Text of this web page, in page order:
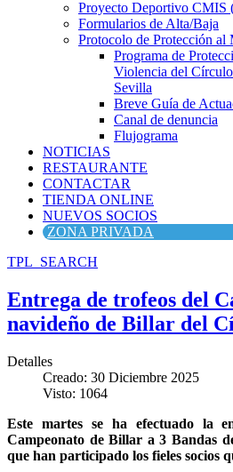
Proyecto Deportivo CMIS
Formularios de Alta/Baja
Protocolo de Protección al
Programa de
Violencia del
Sevilla
Breve Guía de
Canal de denuncia
Flujograma
NOTICIAS
RESTAURANTE
CONTACTAR
TIENDA ONLINE
NUEVOS SOCIOS
ZONA PRIVADA
TPL_SEARCH
Entrega de trofeos del
navideño de Billar del
Detalles
Creado: 30 Diciembre 2025
Visto: 1064
Este martes se ha efectuado la
Campeonato de Billar a 3 Bandas
que han participado los fieles socios